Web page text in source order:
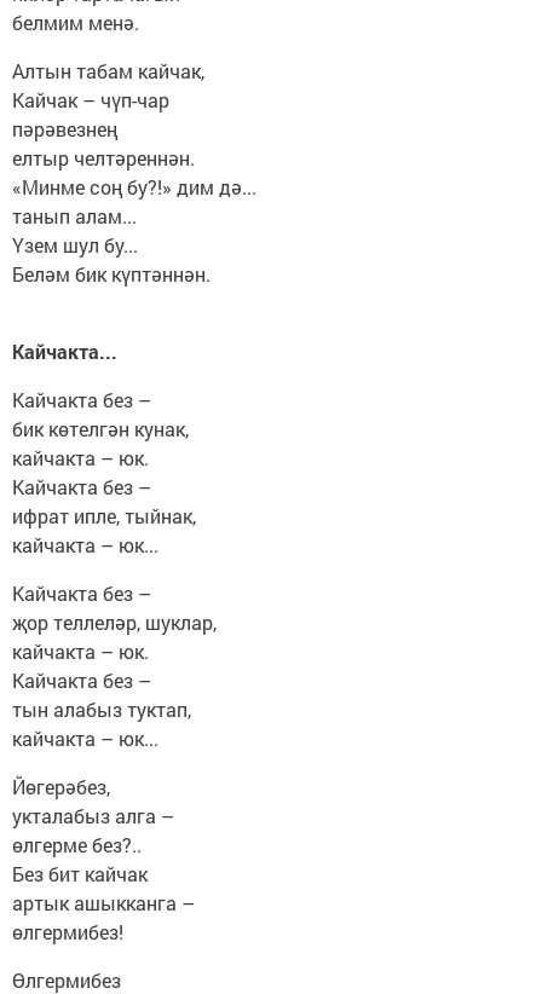
белмим менә.
Алтын табам кайчак,
Кайчак – чүп-чар
пәрәвезнең
елтыр челтәреннән.
«Минме соң бу?!» дим дә...
танып алам...
Үзем шул бу...
Беләм бик күптәннән.
Кайчакта...
Кайчакта без –
бик көтелгән кунак,
кайчакта – юк.
Кайчакта без –
ифрат ипле, тыйнак,
кайчакта – юк...
Кайчакта без –
җор теллеләр, шуклар,
кайчакта – юк.
Кайчакта без –
тын алабыз туктап,
кайчакта – юк...
Йөгерәбез,
укталабыз алга –
өлгерме без?..
Без бит кайчак
артык ашыкканга –
өлгермибез!
Өлгермибез